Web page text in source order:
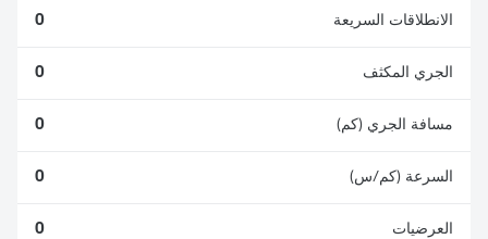
الانطلاقات السريعة 0
الجري المكثف 0
مسافة الجري (كم) 0
السرعة (كم/س) 0
العرضيات 0